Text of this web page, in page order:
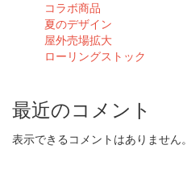
コラボ商品
夏のデザイン
屋外売場拡大
ローリングストック
最近のコメント
表示できるコメントはありません。